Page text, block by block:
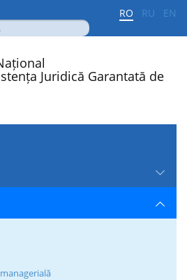
RO RU EN
Juridică Garantată de